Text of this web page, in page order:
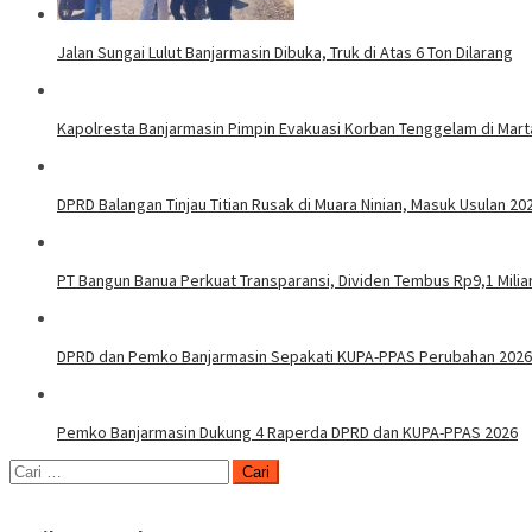
Jalan Sungai Lulut Banjarmasin Dibuka, Truk di Atas 6 Ton Dilarang
Kapolresta Banjarmasin Pimpin Evakuasi Korban Tenggelam di
DPRD Balangan Tinjau Titian Rusak di Muara Ninian, Masuk Usulan
PT Bangun Banua Perkuat Transparansi, Dividen Tembus Rp9,1
DPRD dan Pemko Banjarmasin Sepakati KUPA-PPAS Perubahan 2026
Pemko Banjarmasin Dukung 4 Raperda DPRD dan KUPA-PPAS 2026
Cari
untuk: